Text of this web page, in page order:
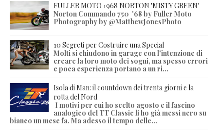
FULLER MOTO 1968 NORTON 'MISTY GREEN'
Norton Commando 750 '68 by Fuller Moto
Photography by @MatthewJonesPhoto
10 Segreti per Costruire una Special
Molti si chiudono in garage con l'intenzione di
creare la loro moto dei sogni, ma spesso errori
e poca esperienza portano a un ri...
Isola di Man: il countdown dei trenta giorni e la
rotta del Nord
I motivi per cui ho scelto agosto e il fascino
analogico del TT Classic li ho già messi nero su
bianco un mese fa. Ma adesso il tempo delle...